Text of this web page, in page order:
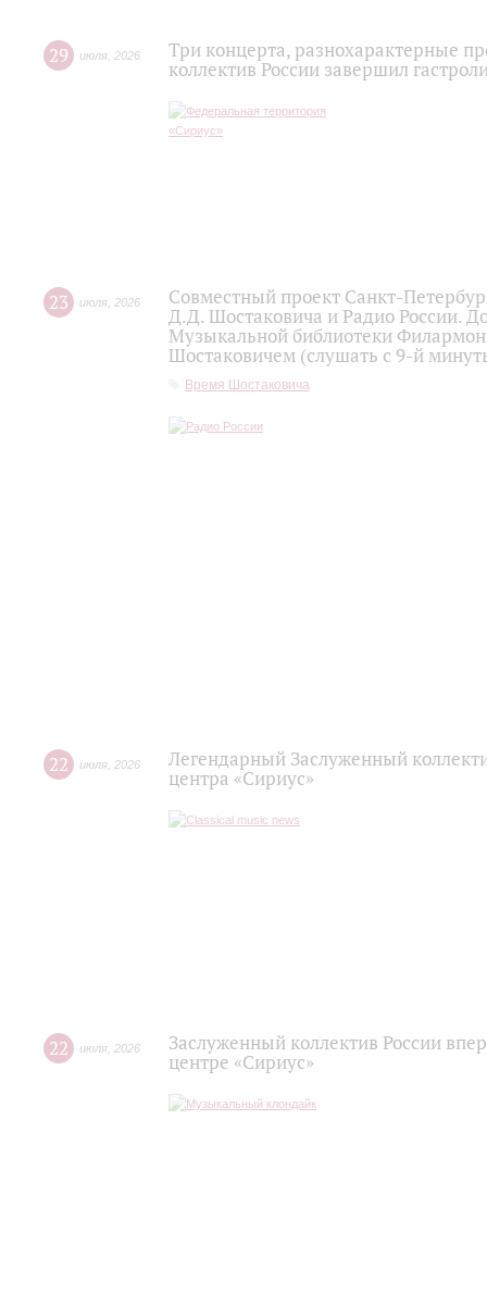
29 июля 2026
Три концерта, разнохарактерные
коллектив России завершил
23 июля 2026
Совместный проект Санкт-
Д.Д. Шостаковича и Радио России.
Музыкальной библиотеки
Шостаковичем (слушать с 9-й
Время Шостаковича
22 июля 2026
Легендарный Заслуженный
центра «Сириус»
22 июля 2026
Заслуженный коллектив России
центре «Сириус»